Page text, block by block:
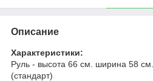
Описание
Характеристики:
Руль - высота 66 см. ширина 58
(стандарт)